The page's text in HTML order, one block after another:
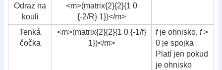
Odraz na
kouli
<m>(matrix{2}{2}{1 0
{-2/R} 1})</m>
Tenká
čočka
<m>(matrix{2}{2}{1 0 {-1/f}
1})</m>
fje ohnisko, f>
0 je spojka
Platí jen pokud
je ohnisko